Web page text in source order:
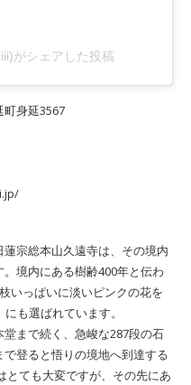
がシェアした投稿
身延3567
宗総本山久遠寺は、その境内
境内にある樹齢400年と伝わ
いっぱいに淡いピンクの花を
も選ばれています。
まで続く、急峻な287段の石
登ると悟りの境地へ到達する
とても大変ですが、その先にあ